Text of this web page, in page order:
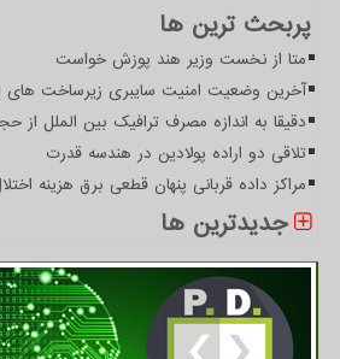
پربحث ترین ها
متا از نخست وزیر هند پوزش خواست
آخرین وضعیت امنیت سایبری زیرساخت های
دقیقا به اندازه مصرف ترافیک بین الملل
تلاقی دو اراده پولادین در هندسه قدرت
مراکز داده قربانی پنهان قطعی برق هزینه
جدیدترین ها